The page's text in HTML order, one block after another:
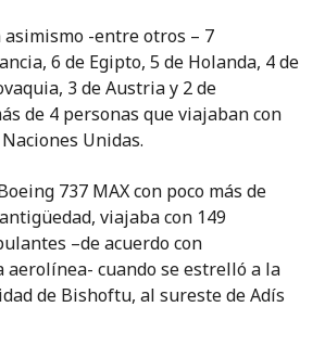
-entre otros – 7
6 de Egipto, 5 de Holanda, 4 de
3 de Austria y 2 de
de 4 personas que viajaban con
Unidas.
737 MAX con poco más de
viajaba con 149
–de acuerdo con
aerolínea- cuando se estrelló a la
de Bishoftu, al sureste de Adís